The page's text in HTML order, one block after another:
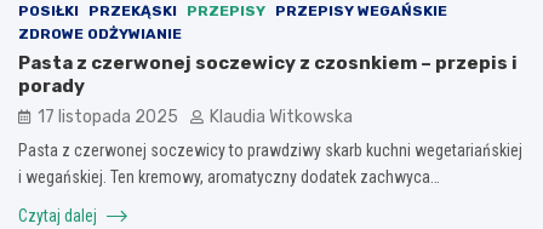
POSIŁKI PRZEKĄSKI PRZEPISY
PRZEPISY WEGAŃSKIE
ZDROWE ODŻYWIANIE
Pasta z czerwonej soczewicy z czosnkiem – przepis i
porady
17 listopada 2025 Klaudia Witkowska
Pasta z czerwonej soczewicy to prawdziwy skarb kuchni wegetariańskiej
i wegańskiej. Ten kremowy, aromatyczny dodatek zachwyca…
Czytaj dalej